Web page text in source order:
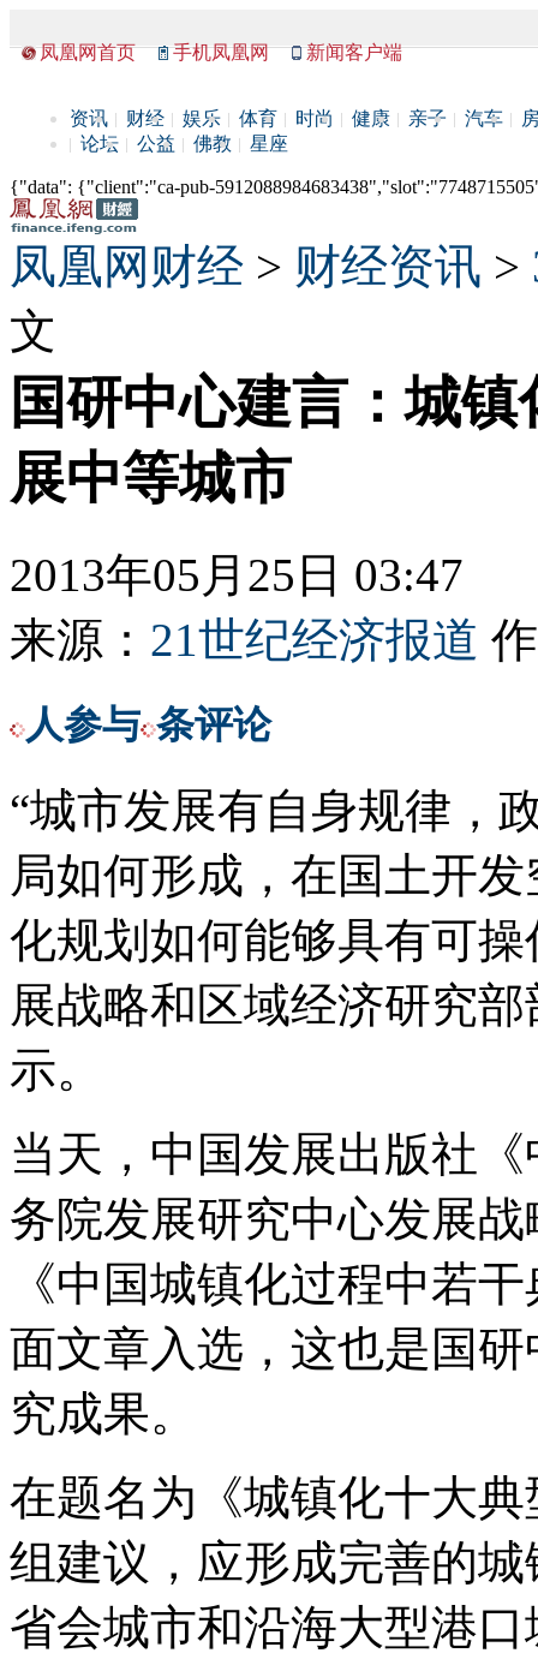
凤凰网首页 手机凤凰网 新闻客户端
资讯 财经 娱乐 体育 时尚 健康 亲子 汽车
论坛
公益 佛教 星座
{"data": {"client":"ca-pub-
凤凰网财经 > 财经资讯 >
文
国研中心建言：城镇
展中等城市
2013年05月25日 03:47
来源： 21世纪经济报道
人参与 条评论
“城市发展有自身规律，
局如何形成，在国土开
化规划如何能够具有可
展战略和区域经济研究
示。
当天，中国发展出版社
务院发展研究中心发展
《中国城镇化过程中若
面文章入选，这也是国
究成果。
在题名为《城镇化十大
组建议，应形成完善的
省会城市和沿海大型港